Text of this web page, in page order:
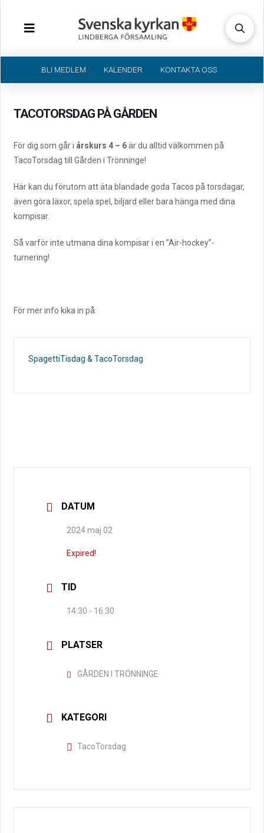
BLI MEDLEM KALENDER KONTAKTA OSS
TACOTORSDAG PÅ GÅRDEN
För dig som går i årskurs 4 – 6är du alltid välkommen på
TacoTorsdag till Gården i Trönninge!
Här kan du förutom att äta blandade goda Tacos på torsdagar,
även göra läxor, spela spel, biljard eller bara hänga med dina
kompisar.
Så varför inte utmana dina kompisar i en ”Air-hockey”-
turnering!
För mer info kika in på:
SpagettiTisdag & TacoTorsdag
DATUM
2024 maj 02
Expired!
TID
14:30 - 16:30
PLATSER
GÅRDEN I TRÖNNINGE
KATEGORI
TacoTorsdag